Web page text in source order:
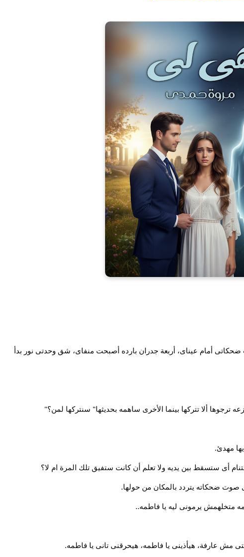
ضحكاتى أمام عيناى، أربعة جدران بارده أصبحت منفاى، شق وحدتى نور بدأ
ترجوها ألا تتركها بينما الأخرى ساهمه بحديثها" سنتركها لمن؟"
مهدئ.
أى ستسقط بين يديه ولا تعلم أن كانت ستفيق تلك المرة ام لا؟
صوت ضحكاته يتردد بالمكان من حولها.
متخلهمش يرمونى ليه يا فاطمه..
مش عارفة، هيأذينى يا فاطمه، هيحرقنى تانى يا فاطمه.